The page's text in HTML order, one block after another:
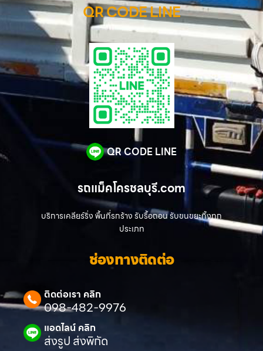
QR CODE LINE
QR CODE LINE
รถแม็คโครชลบุรี.com
บริการเคลียร์ริ่ง พื้นที่รกร้าง รับรื้อถอน รับขนขยะทิ้งทุก
ประเภท
ช่องทางติดต่อ
ติดต่อเรา คลิก
098-482-9976
แอดไลน์ คลิก
ส่งรูป ส่งพิกัด